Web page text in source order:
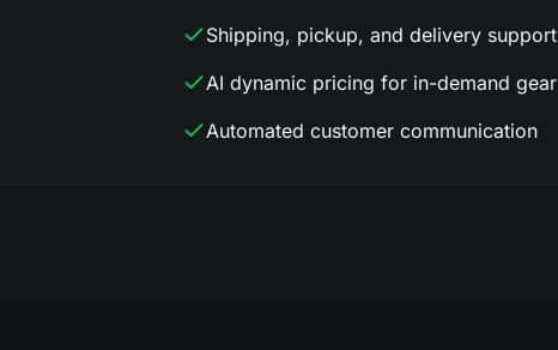
Shipping, pickup, and delivery support
AI dynamic pricing for in-demand gear
Automated customer communication